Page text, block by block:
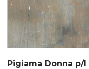
Pigiama Donna p/